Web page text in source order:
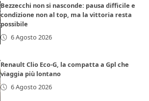
Bezzecchi non si nasconde: pausa difficile e
condizione non al top, ma la vittoria resta
possibile
6 Agosto 2026
Renault Clio Eco-G, la compatta a Gpl che
viaggia più lontano
6 Agosto 2026